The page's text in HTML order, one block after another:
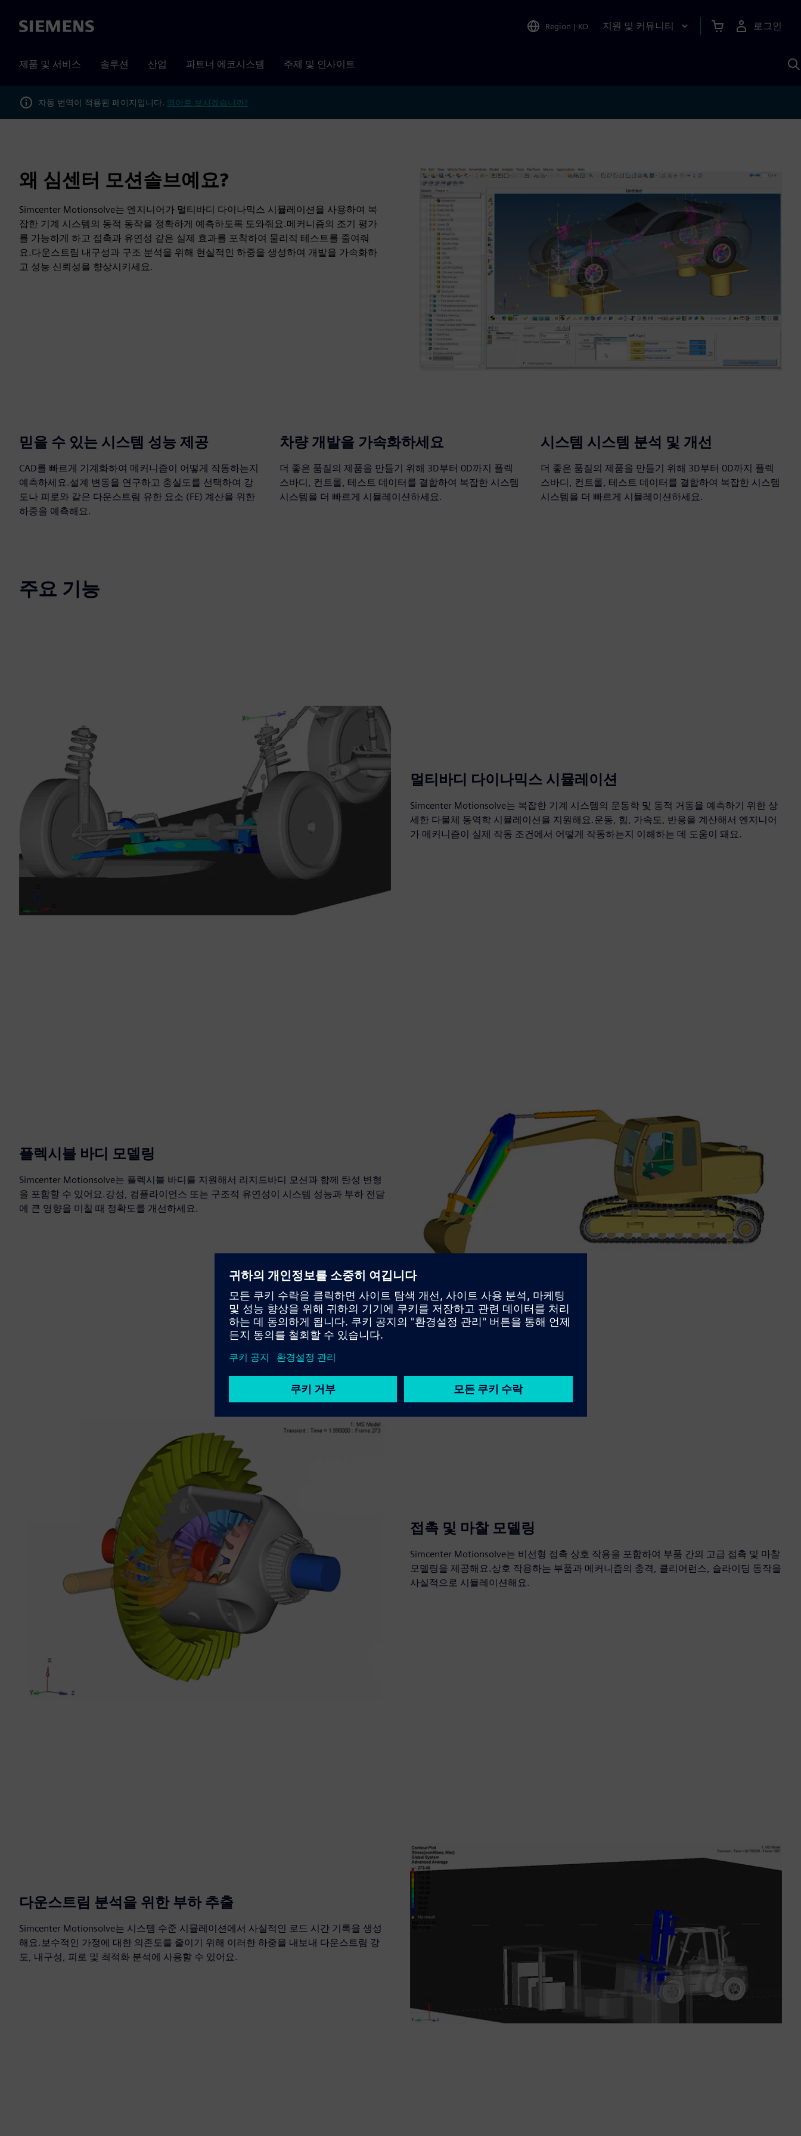
Siemens Region | KO 지원 및 커뮤니티 로그인
제품 및 서비스 솔루션 산업 파트너 에코시스템 주제 및 인사이트
자동 번역이 적용된 페이지입니다. 영어로 보시겠습니까?
왜 심센터 모션솔브예요?
Simcenter Motionsolve는 엔지니어가 멀티바디 다이나믹스 시뮬레이션을 사용하여 복
잡한 기계 시스템의 동적 동작을 정확하게 예측하도록 도와줘요.메커니즘의 조기 평가
를 가능하게 하고 접촉과 유연성 같은 실제 효과를 포착하여 물리적 테스트를 줄여줘
요.다운스트림 내구성과 구조 분석을 위해 현실적인 하중을 생성하여 개발을 가속화하
고 성능 신뢰성을 향상시키세요.
믿을 수 있는 시스템 성능 제공
CAD를 빠르게 기계화하여 메커니즘이 어떻게 작동하는지
예측하세요.설계 변동을 연구하고 충실도를 선택하여 강
도나 피로와 같은 다운스트림 유한 요소 (FE) 계산을 위한
하중을 예측해요.
차량 개발을 가속화하세요
더 좋은 품질의 제품을 만들기 위해 3D부터 0D까지 플렉
스바디, 컨트롤, 테스트 데이터를 결합하여 복잡한 시스템
시스템을 더 빠르게 시뮬레이션하세요.
시스템 시스템 분석 및 개선
더 좋은 품질의 제품을 만들기 위해 3D부터 0D까지 플렉
스바디, 컨트롤, 테스트 데이터를 결합하여 복잡한 시스템
시스템을 더 빠르게 시뮬레이션하세요.
주요 기능
멀티바디 다이나믹스 시뮬레이션
Simcenter Motionsolve는 복잡한 기계 시스템의 운동학 및 동적 거동을 예측하기 위한 상
세한 다물체 동역학 시뮬레이션을 지원해요.운동, 힘, 가속도, 반응을 계산해서 엔지니어
가 메커니즘이 실제 작동 조건에서 어떻게 작동하는지 이해하는 데 도움이 돼요.
플렉시블 바디 모델링
Simcenter Motionsolve는 플렉시블 바디를 지원해서 리지드바디 모션과 함께 탄성 변형
을 포함할 수 있어요.강성, 컴플라이언스 또는 구조적 유연성이 시스템 성능과 부하 전달
에 큰 영향을 미칠 때 정확도를 개선하세요.
접촉 및 마찰 모델링
Simcenter Motionsolve는 비선형 접촉 상호 작용을 포함하여 부품 간의 고급 접촉 및 마찰
모델링을 제공해요.상호 작용하는 부품과 메커니즘의 충격, 클리어런스, 슬라이딩 동작을
사실적으로 시뮬레이션해요.
다운스트림 분석을 위한 부하 추출
Simcenter Motionsolve는 시스템 수준 시뮬레이션에서 사실적인 로드 시간 기록을 생성
해요.보수적인 가정에 대한 의존도를 줄이기 위해 이러한 하중을 내보내 다운스트림 강
도, 내구성, 피로 및 최적화 분석에 사용할 수 있어요.